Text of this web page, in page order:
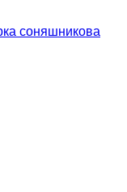
соняшникова